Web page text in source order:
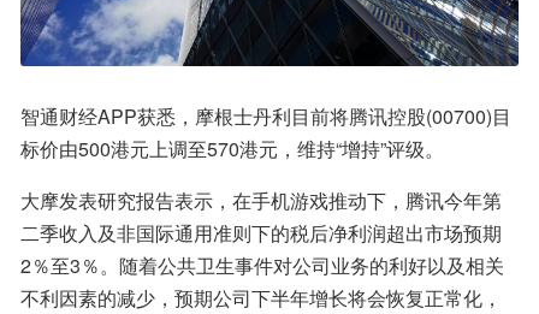
智通财经APP获悉，摩根士丹利目前将腾讯控股(00700)目
标价由500港元上调至570港元，维持“增持”评级。
大摩发表研究报告表示，在手机游戏推动下，腾讯今年第
二季收入及非国际通用准则下的税后净利润超出市场预期
2％至3％。随着公共卫生事件对公司业务的利好以及相关
不利因素的减少，预期公司下半年增长将会恢复正常化，